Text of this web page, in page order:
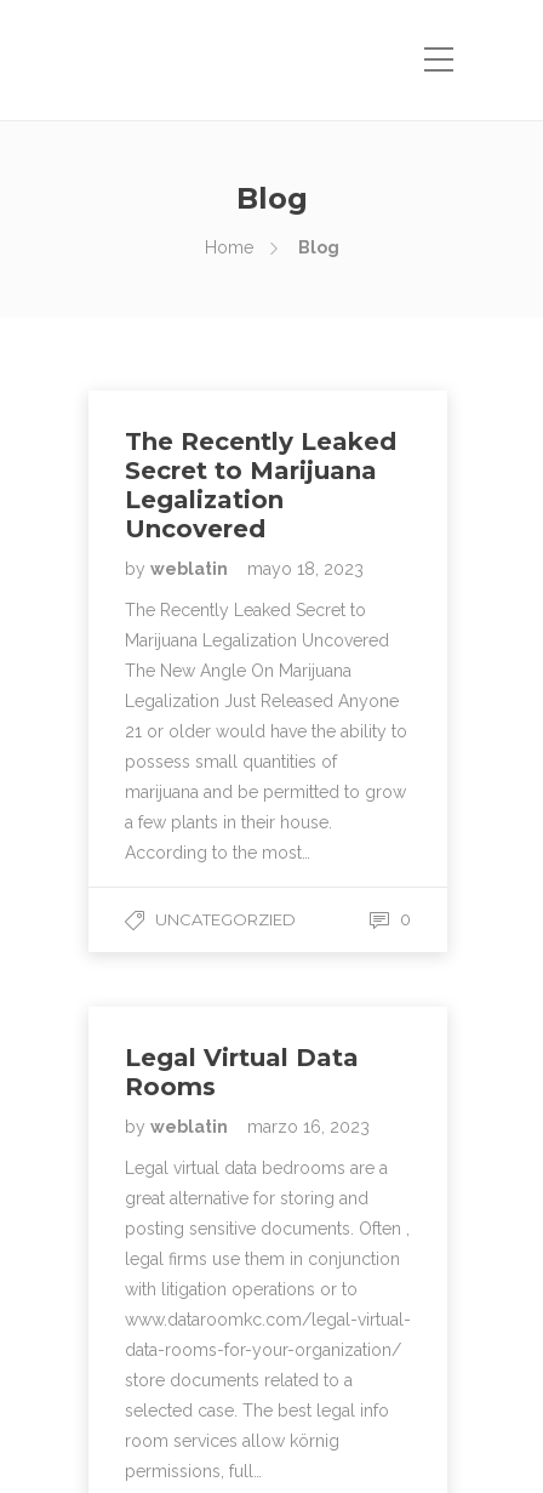
Blog
Home Blog
The Recently Leaked
Secret to Marijuana
Legalization
Uncovered
by weblatin mayo 18, 2023
The Recently Leaked Secret to
Marijuana Legalization Uncovered
The New Angle On Marijuana
Legalization Just Released Anyone
21 or older would have the ability to
possess small quantities of
marijuana and be permitted to grow
a few plants in their house.
According to the most…
UNCATEGORZIED 0
Legal Virtual Data
Rooms
by weblatin marzo 16, 2023
Legal virtual data bedrooms are a
great alternative for storing and
posting sensitive documents. Often ,
legal firms use them in conjunction
with litigation operations or to
www.dataroomkc.com/legal-virtual-
data-rooms-for-your-organization/
store documents related to a
selected case. The best legal info
room services allow körnig
permissions, full…